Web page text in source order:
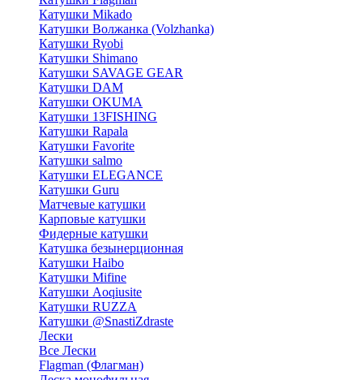
Катушки Mikado
Катушки Волжанка (Volzhanka)
Катушки Ryobi
Катушки Shimano
Катушки SAVAGE GEAR
Катушки DAM
Катушки OKUMA
Катушки 13FISHING
Катушки Rapala
Катушки Favorite
Катушки salmo
Катушки ELEGANCE
Катушки Guru
Матчевые катушки
Карповые катушки
Фидерные катушки
Катушка безынерционная
Катушки Haibo
Катушки Mifine
Катушки Aoqiusite
Катушки RUZZA
Катушки @SnastiZdraste
Лески
Все Лески
Flagman (Флагман)